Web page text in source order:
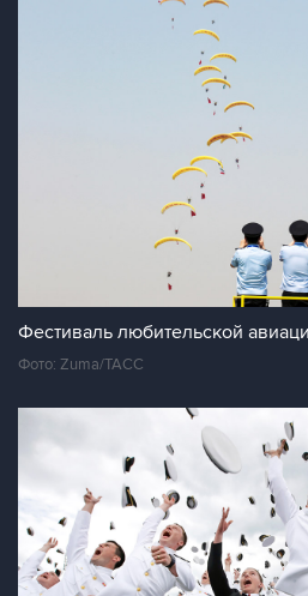
Фестиваль любительской
Фото: Zuma/ТАСС